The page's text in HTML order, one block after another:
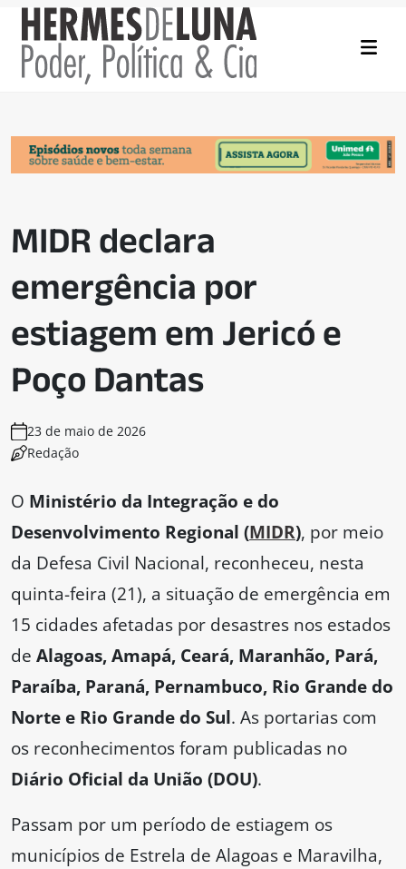
MIDR declara
emergência por
estiagem em Jericó e
Poço Dantas
23 de maio de 2026
Redação
O Ministério da Integração e do
Desenvolvimento Regional (MIDR), por meio
da Defesa Civil Nacional, reconheceu, nesta
quinta-feira (21), a situação de emergência em
15 cidades afetadas por desastres nos estados
de Alagoas, Amapá, Ceará, Maranhão, Pará,
Paraíba, Paraná, Pernambuco, Rio Grande do
Norte e Rio Grande do Sul. As portarias com
os reconhecimentos foram publicadas no
Diário Oficial da União (DOU).
Passam por um período de estiagem os
municípios de Estrela de Alagoas e Maravilha,